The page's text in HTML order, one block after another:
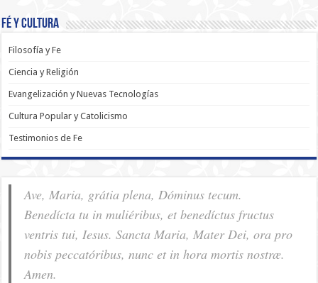
Fé y Cultura
Filosofía y Fe
Ciencia y Religión
Evangelización y Nuevas Tecnologías
Cultura Popular y Catolicismo
Testimonios de Fe
Ave, Maria, grátia plena, Dóminus tecum.
Benedícta tu in muliéribus, et benedíctus fructus
ventris tui, Iesus. Sancta Maria, Mater Dei, ora pro
nobis pec­ca­tóribus, nunc et in hora mortis nostræ.
Amen.